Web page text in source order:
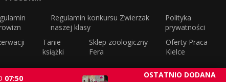
07:50
OSTATNIO DODANA
Regulamin konkursu Zwierzak
naszej klasy
Polityka
prywatności
Tanie
książki
Sklep zoologiczny
Fera
Oferty Praca
Kielce